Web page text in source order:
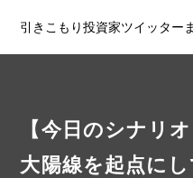
引きこもり投資家ツイッター
【今日のシナリ
大陽線を起点に